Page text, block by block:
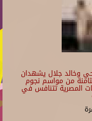
وخالد جلال يشهدان
من مواسم نجوم
من الجامعات المصرية تتنافس في